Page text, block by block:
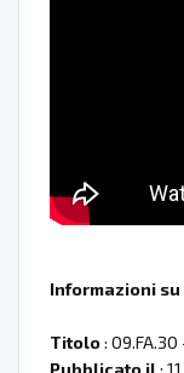
Informazioni
Titolo:
Pubblicato il: